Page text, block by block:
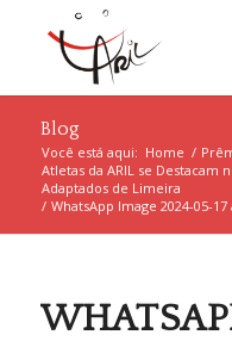
Blog
Você está aqui: Home /
Atletas da ARIL se Destacam
Adaptados de Limeira
/ WhatsApp Image 2024-05-17